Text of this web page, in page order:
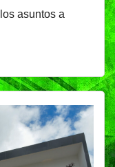
asuntos a